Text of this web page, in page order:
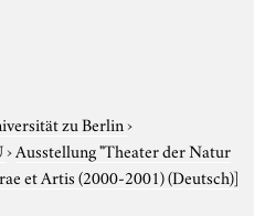
zu Berlin›
›Ausstellung "Theater der Natur
et Artis (2000-2001) (Deutsch)]